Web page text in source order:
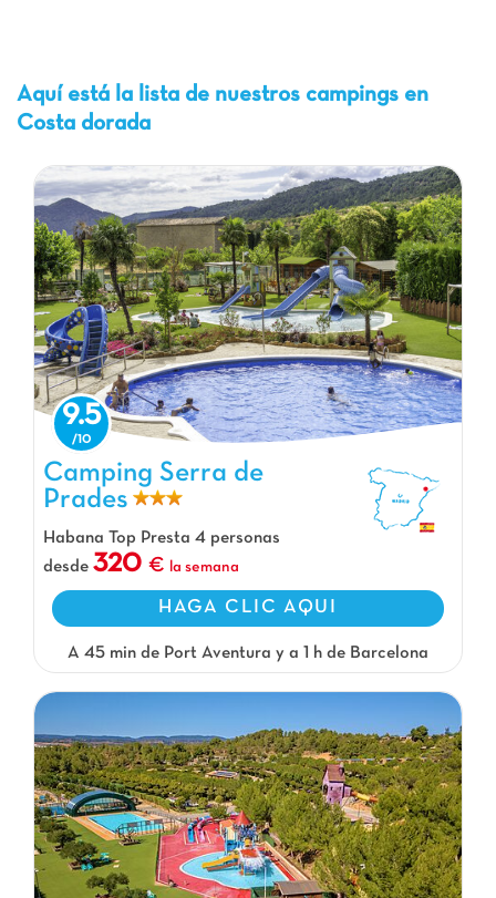
Aquí está la lista de nuestros campings en
Costa dorada
Camping Serra de Prades, Camping Cataluña
9.5
Camping Serra de
Prades
Habana Top Presta 4 personas
desde 320 la semana
HAGA CLIC AQUI
A 45 min de Port Aventura y a 1 h de Barcelona